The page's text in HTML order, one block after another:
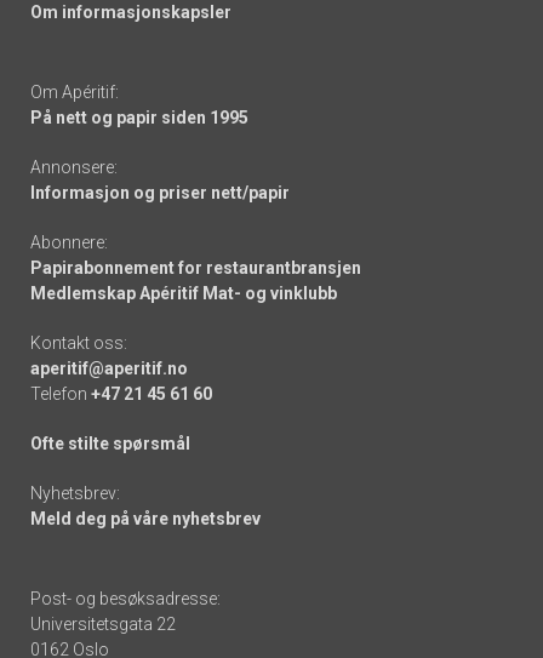
Om informasjonskapsler
Om Apéritif:
På nett og papir siden 1995
Annonsere:
Informasjon og priser nett/papir
Abonnere:
Papirabonnement for restaurantbransjen
Medlemskap Apéritif Mat- og vinklubb
Kontakt oss:
aperitif@aperitif.no
Telefon +47 21 45 61 60
Ofte stilte spørsmål
Nyhetsbrev:
Meld deg på våre nyhetsbrev
Post- og besøksadresse:
Universitetsgata 22
0162 Oslo